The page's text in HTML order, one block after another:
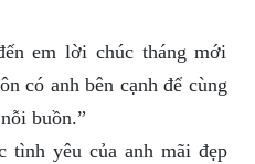
em lời chúc tháng mới
có anh bên cạnh để cùng
buồn.”
tình yêu của anh mãi đẹp